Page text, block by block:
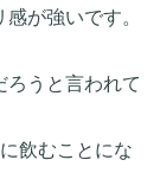
が強いです。
うと言われて
飲むことにな